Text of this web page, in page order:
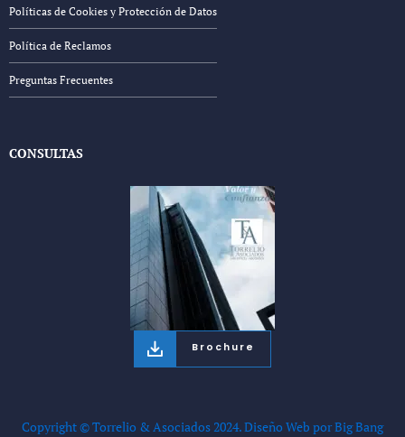
Políticas de Cookies y Protección de Datos
Política de Reclamos
Preguntas Frecuentes
CONSULTAS
Brochure
Copyright © Torrelio & Asociados 2024.Diseño Web por Big Bang